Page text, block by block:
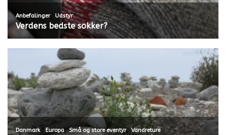
Anbefalinger, Udstyr
Verdens bedste sokker?
Danmark, Europa,Små og store eventyr,Vandreture